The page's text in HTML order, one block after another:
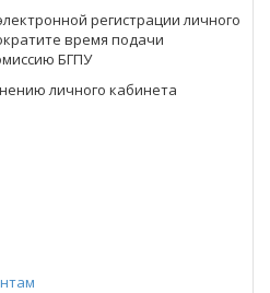
регистрации личного
время подачи
БГПУ
личного кабинета